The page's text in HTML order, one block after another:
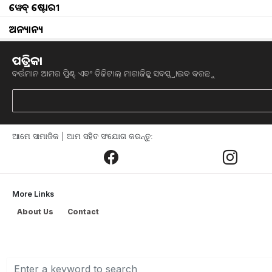
ୱେବ୍ ଷ୍ଟୋରୀ
ଅନ୍ୟାନ୍ୟ
ପତ୍ରିକା
ବର୍ତ୍ତମାନ ଆମର ପ୍ରିଣ୍ଟ୍ ଏବଂ ଡିଜିଟାଲ୍ ମାଗାଜିନ୍କୁ ସବସ୍କ୍ରାଇବ କରନ୍ତୁ
ଆମେ ସାମାଜିକ | ଆମ ସହିତ ସଂଯୋଗ କରନ୍ତୁ:
More Links
About Us
Contact
ଏବଂ ଉପଭୋକ୍ତା ବ୍ୟାପାର ମନ୍ତ୍ରୀ ପୀୟୁଷ
ହେବ l ଯାହା ମାଧ୍ୟମରେ ସେହି ସମସ୍ତ
l ଏହି ଯୋଜନା ଅଧୀନରେ କୃଷକମାନେ
ଇ-କିସାନ ଉପଜ ନିଧି ଯୋଜନାର ଲାଭ
ଯଦି ଆପଣ ସମସ୍ତେ କୃଷକମାନେ ଇ-କିସାନ
ହାରରେ ଋଣ ପାଇପାରିବେ l ଏଥିପାଇଁ